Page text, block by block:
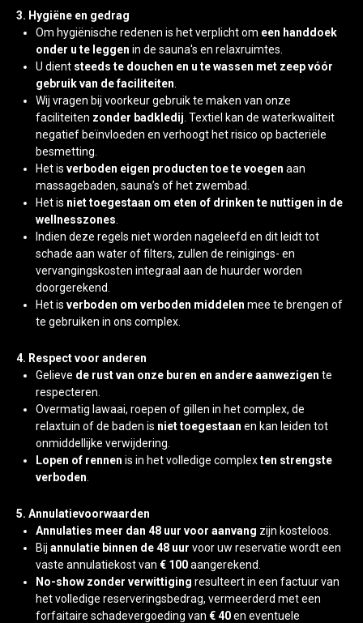
3. Hygiëne en gedrag
Om hygiënische redenen is het verplicht om een handdoek
onder u te leggen in de sauna's en relaxruimtes.
U dient steeds te douchen en u te wassen met zeep vóór
gebruik van de faciliteiten
Wij vragen bij voorkeur gebruik te maken van onze
faciliteiten zonder badkledij . Textiel kan de waterkwaliteit
negatief beïnvloeden en verhoogt het risico op bacteriële
besmetting.
Het is verboden eigen producten toe te voegen aan
massagebaden, sauna’s of het zwembad.
Het is niet toegestaan om eten of drinken te nuttigen in de
wellnesszones
Indien deze regels niet worden nageleefd en dit leidt tot
schade aan water of filters, zullen de reinigings- en
vervangingskosten integraal aan de huurder worden
doorgerekend.
Het is verboden om verboden middelen mee te brengen of
te gebruiken in ons complex.
4. Respect voor anderen
Gelieve de rust van onze buren en andere aanwezigen te
respecteren.
Overmatig lawaai, roepen of gillen in het complex, de
relaxtuin of de baden is niet toegestaan en kan leiden tot
onmiddellijke verwijdering.
Lopen of rennen is in het volledige complexten strengste
verboden
5. Annulatievoorwaarden
Annulaties meer dan 48 uur voor aanvang zijn kosteloos.
Bij annulatie binnen de 48 uur voor uw reservatie wordt een
vaste annulatiekost van € 100aangerekend.
No-show zonder verwittiging resulteert in een factuur van
het volledige reserveringsbedrag, vermeerderd met een
forfaitaire schadevergoeding van € 40en eventuele